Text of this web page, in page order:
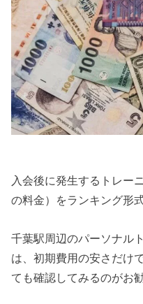
入会後に発生するトレー
の料金）をランキング形
千葉駅周辺のパーソナル
は、初期費用の安さだけ
ても確認してみるのがお